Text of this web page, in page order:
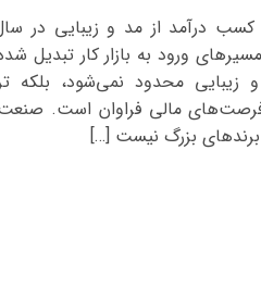
تعداد بازدیدها: ۲۲ کسب درآمد از مد و زیبایی
ورود به بازار کار تبدیل
محدود نمی‌شود، بلکه
مالی فراوان است.
بزرگ نیست […]